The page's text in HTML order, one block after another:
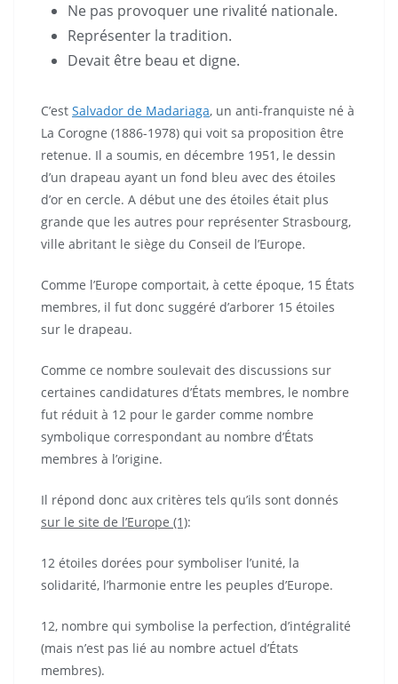
Ne pas provoquer une rivalité nationale.
Représenter la tradition.
Devait être beau et digne.
C’est Salvador de Madariaga, un anti-franquiste né à
La Corogne (1886-1978) qui voit sa proposition être
retenue. Il a soumis, en décembre 1951, le dessin
d’un drapeau ayant un fond bleu avec des étoiles
d’or en cercle. A début une des étoiles était plus
grande que les autres pour représenter Strasbourg,
ville abritant le siège du Conseil de l’Europe.
Comme l’Europe comportait, à cette époque, 15 États
membres, il fut donc suggéré d’arborer 15 étoiles
sur le drapeau.
Comme ce nombre soulevait des discussions sur
certaines candidatures d’États membres, le nombre
fut réduit à 12 pour le garder comme nombre
symbolique correspondant au nombre d’États
membres à l’origine.
Il répond donc aux critères tels qu’ils sont donnés
sur le site de l’Europe (1):
12 étoiles dorées pour symboliser l’unité, la
solidarité, l’harmonie entre les peuples d’Europe.
12, nombre qui symbolise la perfection, d’intégralité
(mais n’est pas lié au nombre actuel d’États
membres).